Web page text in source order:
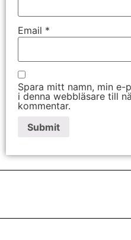
Email *
Spara mitt namn, min
i denna webbläsare till
kommentar.